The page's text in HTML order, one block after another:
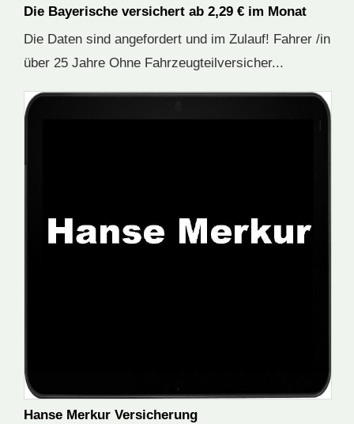
Die Bayerische versichert ab 2,29 € im Monat
Die Daten sind angefordert und im Zulauf! Fahrer /in
über 25 Jahre Ohne Fahrzeugteilversicher...
Hanse Merkur Versicherung